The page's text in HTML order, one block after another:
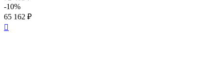
-10%
65 162 ₽
